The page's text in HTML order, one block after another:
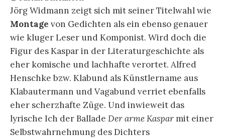
Jörg Widmann zeigt sich mit seiner Titelwahl wie
Montage von Gedichten als ein ebenso genauer
wie kluger Leser und Komponist. Wird doch die
Figur des Kaspar in der Literaturgeschichte als
eher komische und lachhafte verortet. Alfred
Henschke bzw. Klabund als Künstlername aus
Klabautermann und Vagabund verriet ebenfalls
eher scherzhafte Züge. Und inwieweit das
lyrische Ich der Ballade Der arme Kaspar mit einer
Selbstwahrnehmung des Dichters